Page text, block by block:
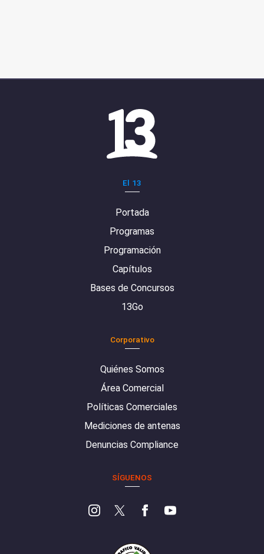
El 13
Portada
Programas
Programación
Capítulos
Bases de Concursos
13Go
Corporativo
Quiénes Somos
Área Comercial
Políticas Comerciales
Mediciones de antenas
Denuncias Compliance
SÍGUENOS